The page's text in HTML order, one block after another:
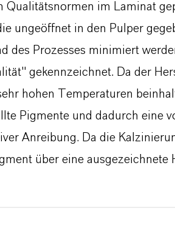
Qualitätsnormen im Laminat
ungeöffnet in den Pulper
des Prozesses minimiert
gekennzeichnet. Da der
hohen Temperaturen
Pigmente und dadurch eine
Anreibung. Da die
über eine ausgezeichnete